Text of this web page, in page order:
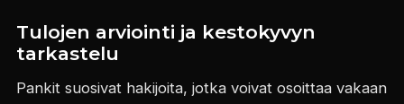
Tulojen arviointi ja kestokyvyn
tarkastelu
Pankit suosivat hakijoita, jotka voivat osoittaa vakaan